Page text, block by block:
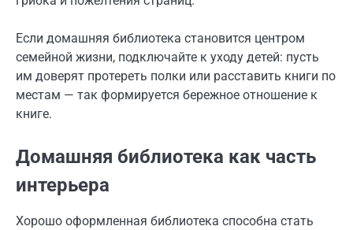
Если домашняя библиотека становится центром
семейной жизни, подключайте к уходу детей: пусть
им доверят протереть полки или расставить книги по
местам — так формируется бережное отношение к
книге.
Домашняя библиотека как часть
интерьера
Хорошо оформленная библиотека способна стать